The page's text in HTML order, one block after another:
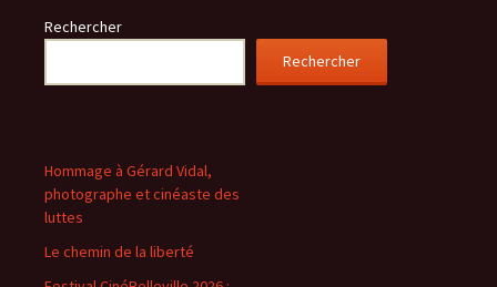
Rechercher
Rechercher
Hommage à Gérard Vidal,
photographe et cinéaste des
luttes
Le chemin de la liberté